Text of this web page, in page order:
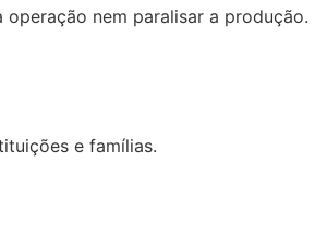
nem paralisar a produção.
e famílias.